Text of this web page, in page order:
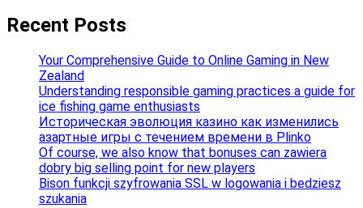
Recent Posts
Your Comprehensive Guide to Online Gaming in New
Zealand
Understanding responsible gaming practices a guide for
ice fishing game enthusiasts
Историческая эволюция казино как изменились
азартные игры с течением времени в Plinko
Of course, we also know that bonuses can zawiera
dobry big selling point for new players
Bison funkcji szyfrowania SSL w logowania i bedziesz
szukania